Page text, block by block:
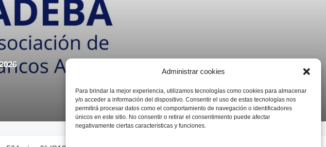
Administrar cookies
Para brindar la mejor experiencia, utilizamos tecnologías como cookies para almacenar
y/o acceder a información del dispositivo. Consentir el uso de estas tecnologías nos
permitirá procesar datos como el comportamiento de navegación o identificadores
únicos en este sitio. No consentir o retirar el consentimiento puede afectar
negativamente ciertas características y funciones.